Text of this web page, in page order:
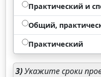
Практический и
Общий,
Практический
3)Укажите сроки